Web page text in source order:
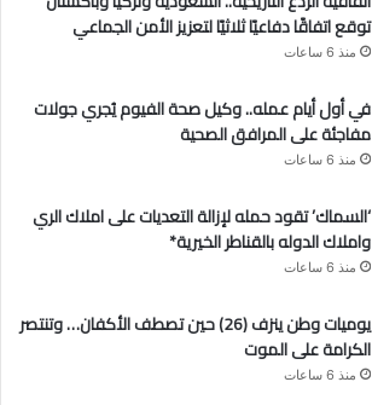
توقع اتفاقًا دفاعيًا ثلاثيًا لتعزيز الأمن الجماعي
منذ 6 ساعات
في أول أيام عمله.. وكيل صحة الفيوم يُجري جولات
مفاجئة على المرافق الصحية
منذ 6 ساعات
‘السماك’ تقود حمله لإزالة التعديات على املاك الري
واملاك الدوله بالقناطر الخيرية*
منذ 6 ساعات
يوميات وطن ينزف (26) حين تصطف الأكفان… وتنتصر
الكرامة على الموت
منذ 6 ساعات